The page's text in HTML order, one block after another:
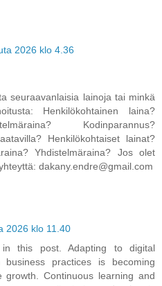
2026 klo 4.36
seuraavanlaisia ​​lainoja tai minkä
Henkilökohtainen laina?
Kodinparannus?
Henkilökohtaiset lainat?
Yhdistelmäraina? Jos olet
dakany.endre@gmail.com
2026 klo 11.40
this post. Adapting to digital
practices is becoming
growth. Continuous learning and